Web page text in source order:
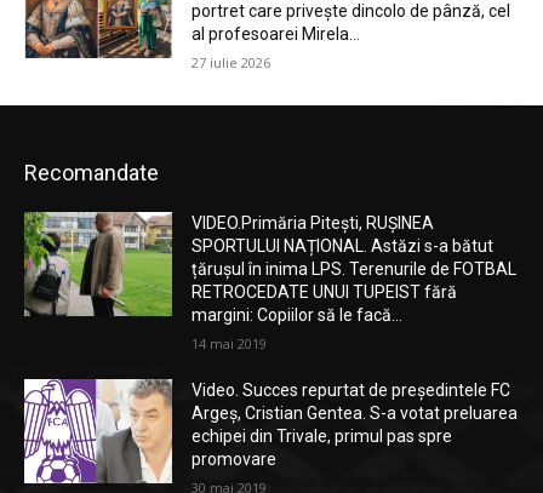
portret care privește dincolo de pânză, cel
al profesoarei Mirela...
27 iulie 2026
Recomandate
VIDEO.Primăria Pitești, RUȘINEA
SPORTULUI NAȚIONAL. Astăzi s-a bătut
țărușul în inima LPS. Terenurile de FOTBAL
RETROCEDATE UNUI TUPEIST fără
margini: Copiilor să le facă...
14 mai 2019
Video. Succes repurtat de președintele FC
Argeș, Cristian Gentea. S-a votat preluarea
echipei din Trivale, primul pas spre
promovare
30 mai 2019